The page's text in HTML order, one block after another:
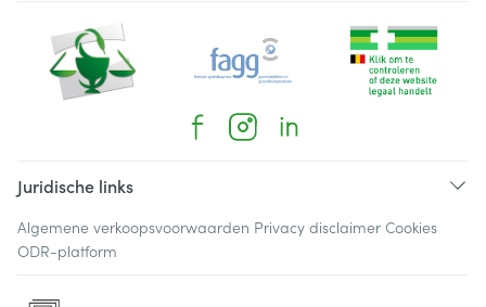
Juridische links
Algemene verkoopsvoorwaarden Privacy disclaimer Cookies
ODR-platform